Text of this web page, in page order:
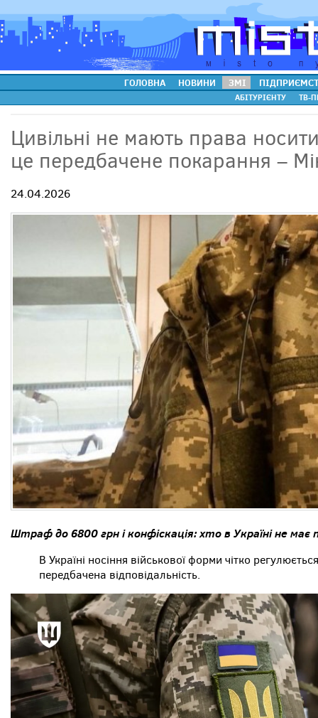
ГОЛОВНА НОВИНИ ЗМІ
АБІТУРІЄНТУ ТВ-
Цивільні не мають права
це передбачене покарання –
24.04.2026
Штраф до 6800 грн і конфіскація: хто в Україні не
В Україні носіння військової форми чітко
передбачена відповідальність.